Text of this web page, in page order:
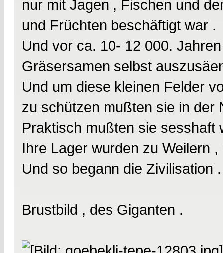
nur mit Jagen , Fischen und
und Früchten beschäftigt war .
Und vor ca. 10- 12 000.
Gräsersamen selbst
Und um diese kleinen Felder
zu schützen mußten sie in der
Praktisch mußten sie sesshaft
Ihre Lager wurden zu Weilern
Und so begann die Zivilisation .
Brustbild , des Giganten .